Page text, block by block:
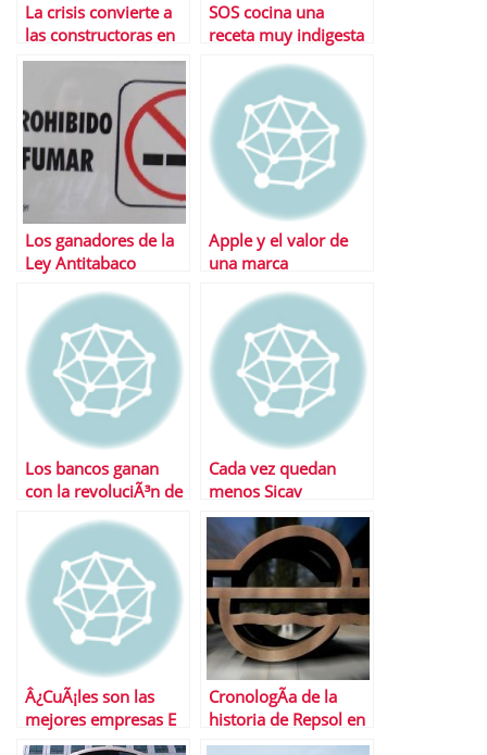
La crisis convierte a
las constructoras en
el caramelo mÃ¡s
dulce del Ibex
SOS cocina una
receta muy indigesta
para Ruiz-Mateos
Los ganadores de la
Ley Antitabaco
Apple y el valor de
una marca
Los bancos ganan
con la revoluciÃ³n de
Cada vez quedan
menos Sicav
Â¿CuÃ¡les son las
mejores empresas E
CronologÃ­a de la
historia de Repsol en
Argentina